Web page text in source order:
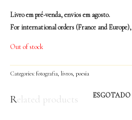
Livro em pré-venda, envios em agosto.
For international orders (France and Europe),
Out of stock
Categories: fotografia, livros, poesia
Related products ESGOTADO